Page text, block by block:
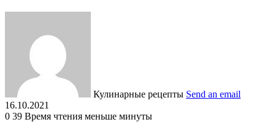
Кулинарные рецепты Send an email
16.10.2021
0 39 Время чтения меньше минуты